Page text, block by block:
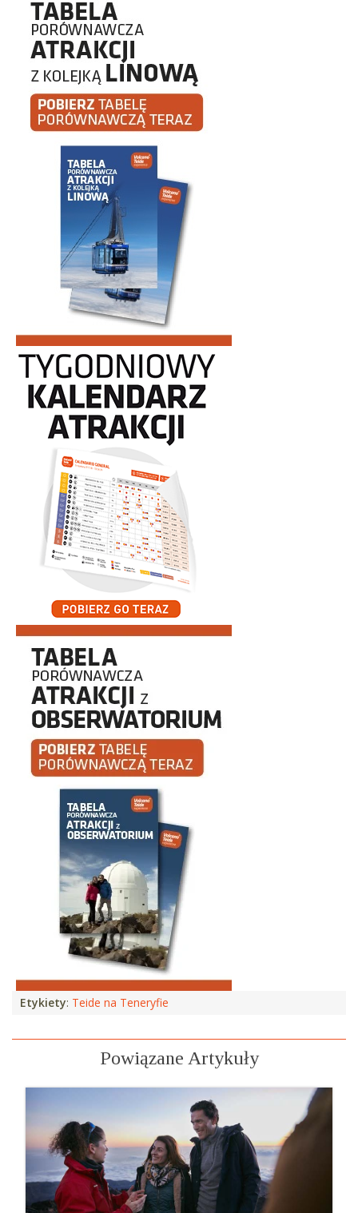
Etykiety: Teide na Teneryfie
Powiązane Artykuły